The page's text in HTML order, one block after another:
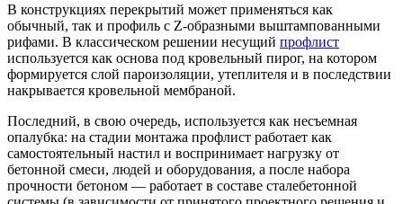
В конструкциях перекрытий может применяться как
обычный, так и профиль с Z-образными выштампованными
рифами. В классическом решении несущий профлист
используется как основа под кровельный пирог, на котором
формируется слой пароизоляции, утеплителя и в последствии
накрывается кровельной мембраной.
Последний, в свою очередь, используется как несъемная
опалубка: на стадии монтажа профлист работает как
самостоятельный настил и воспринимает нагрузку от
бетонной смеси, людей и оборудования, а после набора
прочности бетоном — работает в составе сталебетонной